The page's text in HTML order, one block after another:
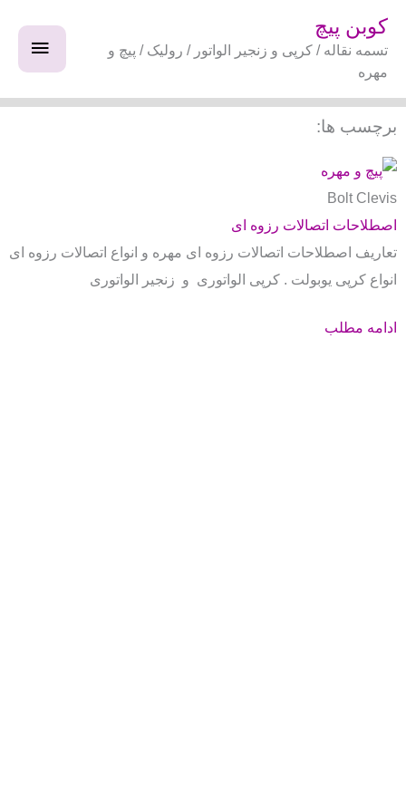
کوبن پیچ
تسمه نقاله / کرپی و زنجیر الواتور / رولیک / پیچ و
مهره
برچسب ها:
Bolt Clevis
اصطلاحات اتصالات رزوه ای
تعاریف اصطلاحات اتصالات رزوه ای مهره و انواع اتصالات رزوه ای
انواع کرپی یوبولت . کرپی الواتوری و زنجیر الواتوری
ادامه مطلب